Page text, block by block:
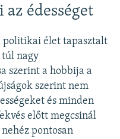
édességet
politikai élet tapasztalt
túl nagy
szerint a hobbija a
szerint nem
és minden
előtt megcsinál
pontosan